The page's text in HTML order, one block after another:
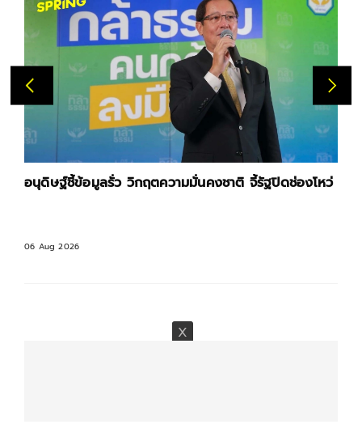
อนุดิษฐ์ชี้ข้อมูลรั่ว วิกฤตความมั่นคงชาติ จี้รัฐปิดช่องโหว่
06 Aug 2026